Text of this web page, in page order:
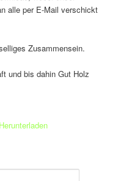
alle per E-Mail verschickt
Zusammensein.
und bis dahin Gut Holz